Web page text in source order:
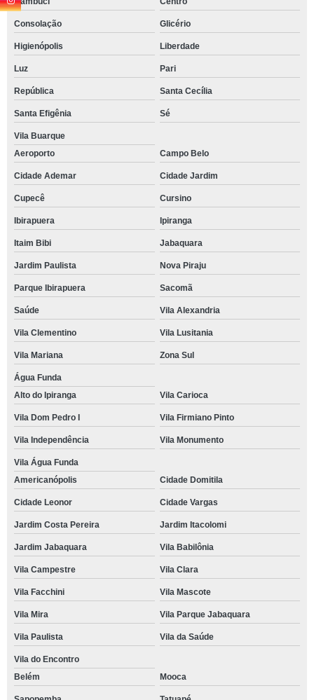
Consolação Glicério
Higienópolis Liberdade
Luz Pari
República Santa Cecília
Santa Efigênia Sé
Vila Buarque
Aeroporto
Campo Belo
Cidade Ademar Cidade Jardim
Cupecê Cursino
Ibirapuera Ipiranga
Itaim Bibi Jabaquara
Jardim Paulista Nova Piraju
Parque Ibirapuera Sacomã
Saúde Vila Alexandria
Vila Clementino Vila Lusitania
Vila Mariana Zona Sul
Água Funda
Alto do Ipiranga
Vila Carioca
Vila Dom Pedro I Vila Firmiano Pinto
Vila Independência Vila Monumento
Vila Água Funda
Americanópolis
Cidade Domitila
Cidade Leonor Cidade Vargas
Jardim Costa Pereira Jardim Itacolomi
Jardim Jabaquara Vila Babilônia
Vila Campestre Vila Clara
Vila Facchini Vila Mascote
Vila Mira Vila Parque Jabaquara
Vila Paulista Vila da Saúde
Vila do Encontro
Belém
Mooca